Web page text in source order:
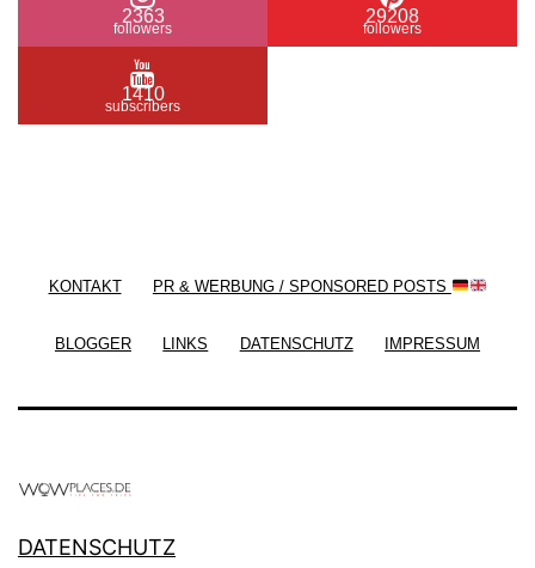
2363
followers
29208
followers
1410
subscribers
KONTAKT PR & WERBUNG / SPONSORED POSTS
BLOGGER LINKS DATENSCHUTZ IMPRESSUM
DATENSCHUTZ